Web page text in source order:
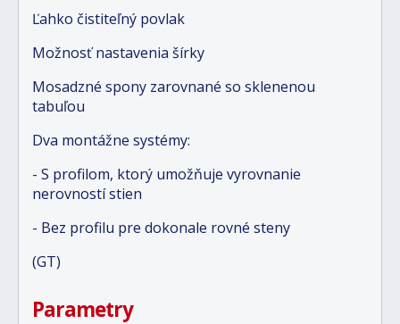
Ľahko čistiteľný povlak
Možnosť nastavenia šírky
Mosadzné spony zarovnané so sklenenou
tabuľou
Dva montážne systémy:
- S profilom, ktorý umožňuje vyrovnanie
nerovností stien
- Bez profilu pre dokonale rovné steny
(GT)
Parametry